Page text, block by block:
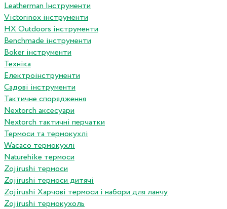
Leatherman Інструменти
Victorinox інструменти
HX Outdoors інструменти
Benchmade інструменти
Boker інструменти
Техніка
Електроінструменти
Садові інструменти
Тактичне спорядження
Nextorch аксесуари
Nextorch тактичні перчатки
Термоси та термокухлі
Wacaco термокухлі
Naturehike термоси
Zojirushi термоси
Zojirushi термоси дитячі
Zojirushi Харчові термоси і набори для ланчу
Zojirushi термокухоль